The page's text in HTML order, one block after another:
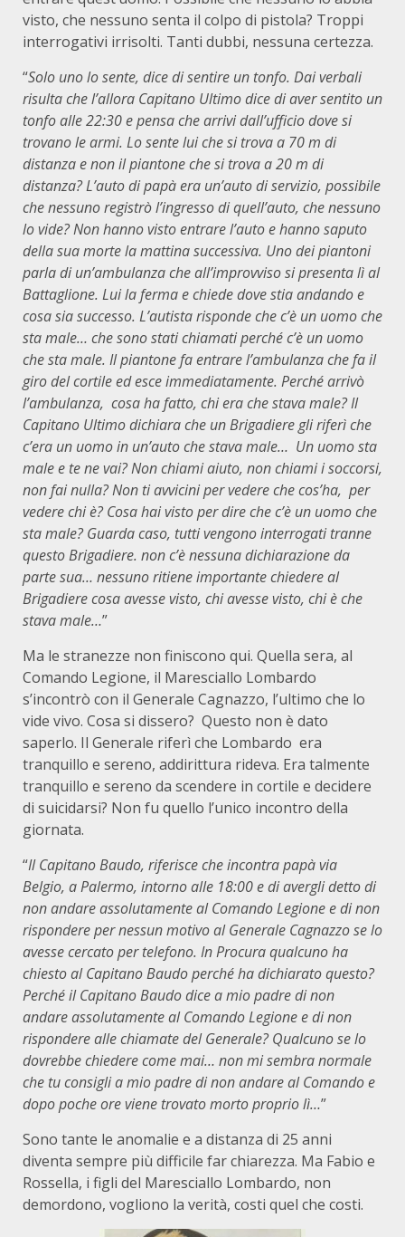
visto, che nessuno senta il colpo di pistola? Troppi
interrogativi irrisolti. Tanti dubbi, nessuna certezza.
“Solo uno lo sente, dice di sentire un tonfo. Dai verbali
risulta che l’allora Capitano Ultimo dice di aver sentito un
tonfo alle 22:30 e pensa che arrivi dall’ufficio dove si
trovano le armi. Lo sente lui che si trova a 70 m di
distanza e non il piantone che si trova a 20 m di
distanza? L’auto di papà era un’auto di servizio, possibile
che nessuno registrò l’ingresso di quell’auto, che nessuno
lo vide? Non hanno visto entrare l’auto e hanno saputo
della sua morte la mattina successiva. Uno dei piantoni
parla di un’ambulanza che all’improvviso si presenta lì al
Battaglione. Lui la ferma e chiede dove stia andando e
cosa sia successo. L’autista risponde che c’è un uomo che
sta male… che sono stati chiamati perché c’è un uomo
che sta male. Il piantone fa entrare l’ambulanza che fa il
giro del cortile ed esce immediatamente. Perché arrivò
l’ambulanza, cosa ha fatto, chi era che stava male? Il
Capitano Ultimo dichiara che un Brigadiere gli riferì che
c’era un uomo in un’auto che stava male… Un uomo sta
male e te ne vai? Non chiami aiuto, non chiami i soccorsi,
non fai nulla? Non ti avvicini per vedere che cos’ha, per
vedere chi è? Cosa hai visto per dire che c’è un uomo che
sta male? Guarda caso, tutti vengono interrogati tranne
questo Brigadiere. non c’è nessuna dichiarazione da
parte sua… nessuno ritiene importante chiedere al
Brigadiere cosa avesse visto, chi avesse visto, chi è che
stava male…”
Ma le stranezze non finiscono qui. Quella sera, al
Comando Legione, il Maresciallo Lombardo
s’incontrò con il Generale Cagnazzo, l’ultimo che lo
vide vivo. Cosa si dissero? Questo non è dato
saperlo. Il Generale riferì che Lombardo era
tranquillo e sereno, addirittura rideva. Era talmente
tranquillo e sereno da scendere in cortile e decidere
di suicidarsi? Non fu quello l’unico incontro della
giornata.
“Il Capitano Baudo, riferisce che incontra papà via
Belgio, a Palermo, intorno alle 18:00 e di avergli detto di
non andare assolutamente al Comando Legione e di non
rispondere per nessun motivo al Generale Cagnazzo se lo
avesse cercato per telefono. In Procura qualcuno ha
chiesto al Capitano Baudo perché ha dichiarato questo?
Perché il Capitano Baudo dice a mio padre di non
andare assolutamente al Comando Legione e di non
rispondere alle chiamate del Generale? Qualcuno se lo
dovrebbe chiedere come mai… non mi sembra normale
che tu consigli a mio padre di non andare al Comando e
dopo poche ore viene trovato morto proprio lì…”
Sono tante le anomalie e a distanza di 25 anni
diventa sempre più difficile far chiarezza. Ma Fabio e
Rossella, i figli del Maresciallo Lombardo, non
demordono, vogliono la verità, costi quel che costi.